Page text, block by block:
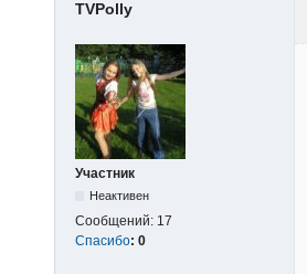
TVPolly
Участник
Неактивен
Сообщений: 17
Спасибо: 0